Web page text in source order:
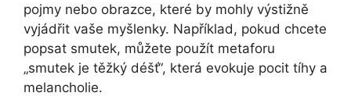
pojmy nebo obrazce, které by mohly výstižně
vyjádřit vaše myšlenky. Například, pokud chcete
popsat smutek, můžete použít metaforu
„smutek je těžký déšť“, která evokuje pocit tíhy a
melancholie.